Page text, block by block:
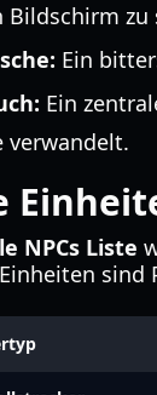
Bildschirm
Ein
Ein
verwandelt.
NPCs Liste